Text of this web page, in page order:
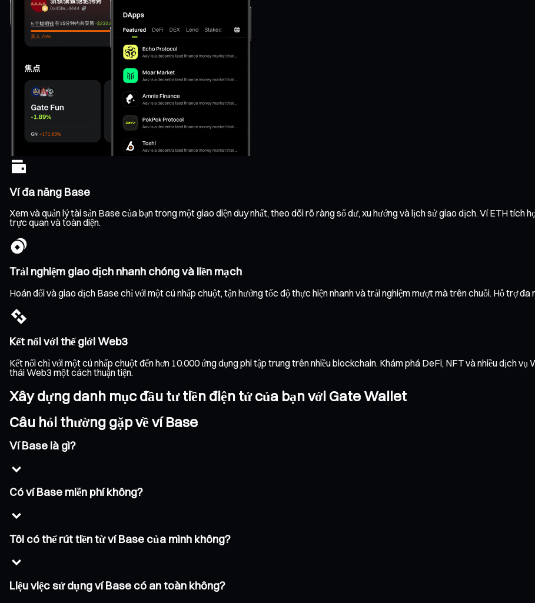
Ví đa năng Base
Xem và quản lý tài sản Base của bạn trong một giao diện duy nhất, theo dõi rõ ràng số dư, xu hướng và lịch sử giao dịch. Ví ETH tích
trực quan và toàn diện.
Trải nghiệm giao dịch nhanh chóng và liền mạch
Hoán đổi và giao dịch Base chỉ với một cú nhấp chuột, tận hưởng tốc độ thực hiện nhanh và trải nghiệm mượt mà trên chuỗi. Hỗ trợ đa
Kết nối với thế giới Web3
Kết nối chỉ với một cú nhấp chuột đến hơn 10.000 ứng dụng phi tập trung trên nhiều blockchain. Khám phá DeFi, NFT và nhiều dịch
thái Web3 một cách thuận tiện.
Xây dựng danh mục đầu tư tiền điện tử của bạn với Gate Wallet
Câu hỏi thường gặp về ví Base
Ví Base là gì?
Có ví Base miễn phí không?
Tôi có thể rút tiền từ ví Base của mình không?
Liệu việc sử dụng ví Base có an toàn không?